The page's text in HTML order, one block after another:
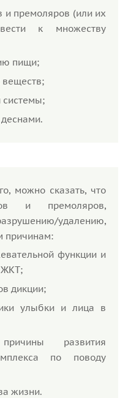
и премоляров (или их
к множеству
пищи;
веществ;
можно сказать, что
и премоляров,
удалению,
причинам:
функции и
ЖКТ;
дикции;
улыбки и лица в
развития
по поводу
жизни.